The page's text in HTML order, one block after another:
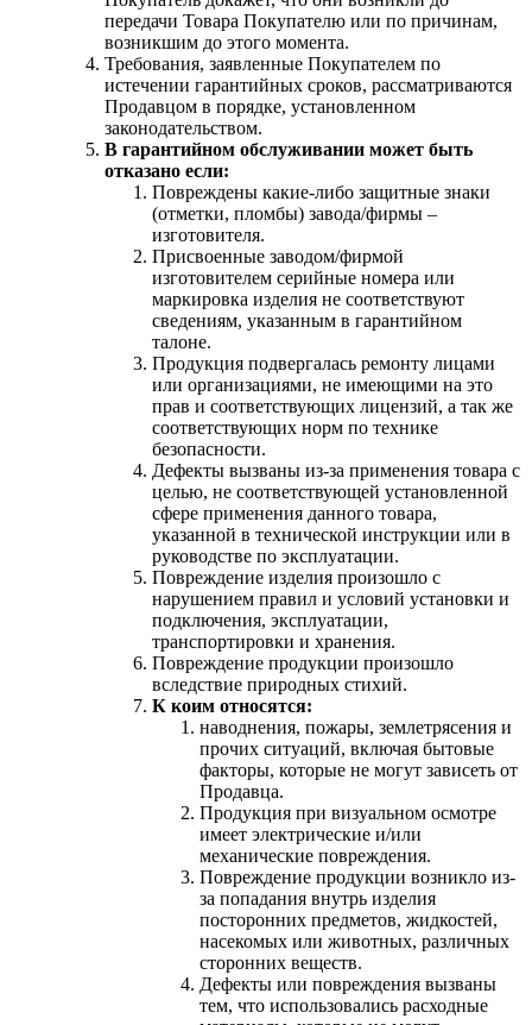
передачи Товара Покупателю или по причинам,
возникшим до этого момента.
Требования, заявленные Покупателем по
истечении гарантийных сроков, рассматриваются
Продавцом в порядке, установленном
законодательством.
В гарантийном обслуживании может быть
отказано если:
Повреждены какие-либо защитные знаки
(отметки, пломбы) завода/фирмы –
изготовителя.
Присвоенные заводом/фирмой
изготовителем серийные номера или
маркировка изделия не соответствуют
сведениям, указанным в гарантийном
талоне.
Продукция подвергалась ремонту лицами
или организациями, не имеющими на это
прав и соответствующих лицензий, а так же
соответствующих норм по технике
безопасности.
Дефекты вызваны из-за применения товара с
целью, не соответствующей установленной
сфере применения данного товара,
указанной в технической инструкции или в
руководстве по эксплуатации.
Повреждение изделия произошло с
нарушением правил и условий установки и
подключения, эксплуатации,
транспортировки и хранения.
Повреждение продукции произошло
вследствие природных стихий.
К коим относятся:
наводнения, пожары, землетрясения и
прочих ситуаций, включая бытовые
факторы, которые не могут зависеть от
Продавца.
Продукция при визуальном осмотре
имеет электрические и/или
механические повреждения.
Повреждение продукции возникло из-
за попадания внутрь изделия
посторонних предметов, жидкостей,
насекомых или животных, различных
сторонних веществ.
Дефекты или повреждения вызваны
тем, что использовались расходные